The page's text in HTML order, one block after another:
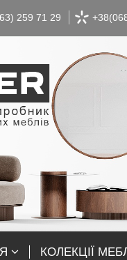
259 71 29
КОЛЕКЦІЇ